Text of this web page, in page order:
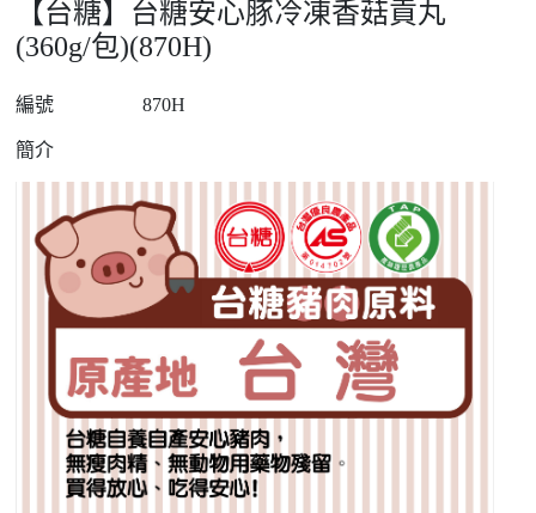
【台糖】台糖安心豚冷凍香菇貢丸
(360g/包)(870H)
編號 870H
簡介